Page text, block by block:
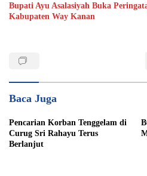
Bupati Ayu Asalasiyah Buka
Kabupaten Way Kanan
Baca Juga
Pencarian Korban Tenggelam di
Curug Sri Rahayu Terus
Berlanjut